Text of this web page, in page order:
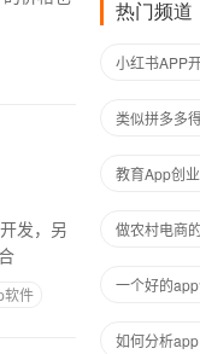
发，另
软件
热门频道
小红书APP
类似拼多多
教育App创
做农村电商
一个好的
如何分析